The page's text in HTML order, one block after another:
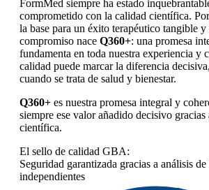
FormMed siempre ha estado
comprometido con la calidad científica.
la base para un éxito terapéutico tangible
compromiso nace Q360+: una promesa
fundamenta en toda nuestra experiencia y
calidad puede marcar la diferencia
cuando se trata de salud y bienestar.
Q360+ es nuestra promesa integral y
siempre ese valor añadido decisivo gracias
científica.
El sello de calidad GBA:
Seguridad garantizada gracias a análisis
independientes